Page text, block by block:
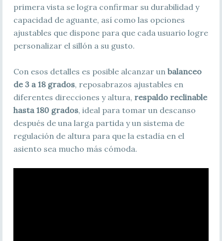
primera vista se logra confirmar su durabilidad y
capacidad de aguante, así como las opciones
ajustables que dispone para que cada usuario logre
personalizar el sillón a su gusto.
Con esos detalles es posible alcanzar un balanceo
de 3 a 18 grados, reposabrazos ajustables en
diferentes direcciones y altura, respaldo reclinable
hasta 180 grados, ideal para tomar un descanso
después de una larga partida y un sistema de
regulación de altura para que la estadía en el
asiento sea mucho más cómoda.